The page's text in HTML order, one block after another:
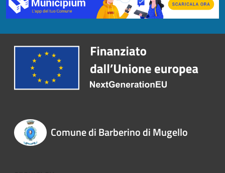
Comune di Barberino di Mugello